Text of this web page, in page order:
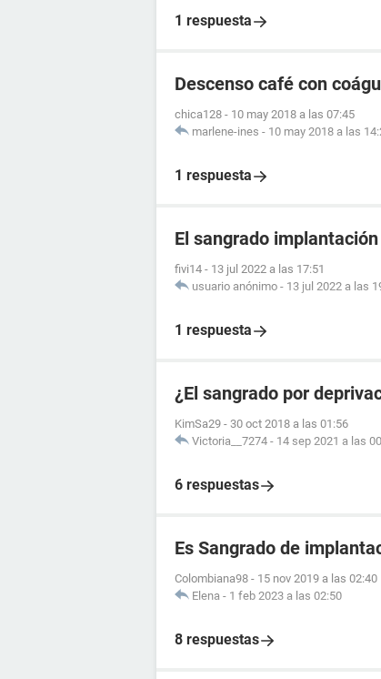
1 respuesta
Descenso café con
chica128 - 10 may 2018 a las 07:45
marlene-ines - 10 may 2018 a las
1 respuesta
El sangrado
fivi14 - 13 jul 2022 a las 17:51
usuario anónimo - 13 jul 2022 a las
1 respuesta
¿El sangrado por
KimSa29 - 30 oct 2018 a las 01:56
Victoria__7274 - 14 sep 2021 a las
6 respuestas
Es Sangrado de
Colombiana98 - 15 nov 2019 a las 02:40
Elena - 1 feb 2023 a las 02:50
8 respuestas